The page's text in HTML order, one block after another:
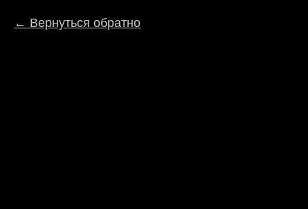
Вернуться обратно